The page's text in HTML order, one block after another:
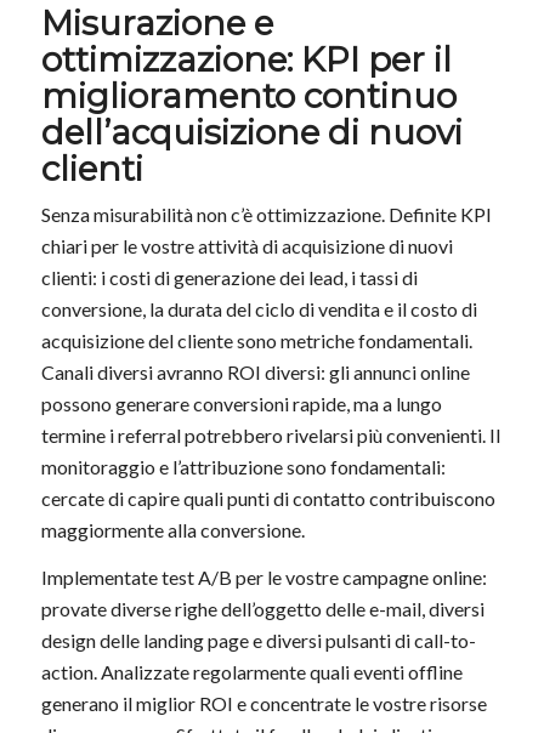
Misurazione e
ottimizzazione: KPI per il
miglioramento continuo
dell’acquisizione di nuovi
clienti
Senza misurabilità non c’è ottimizzazione. Definite KPI
chiari per le vostre attività di acquisizione di nuovi
clienti: i costi di generazione dei lead, i tassi di
conversione, la durata del ciclo di vendita e il costo di
acquisizione del cliente sono metriche fondamentali.
Canali diversi avranno ROI diversi: gli annunci online
possono generare conversioni rapide, ma a lungo
termine i referral potrebbero rivelarsi più convenienti. Il
monitoraggio e l’attribuzione sono fondamentali:
cercate di capire quali punti di contatto contribuiscono
maggiormente alla conversione.
Implementate test A/B per le vostre campagne online:
provate diverse righe dell’oggetto delle e-mail, diversi
design delle landing page e diversi pulsanti di call-to-
action. Analizzate regolarmente quali eventi offline
generano il miglior ROI e concentrate le vostre risorse